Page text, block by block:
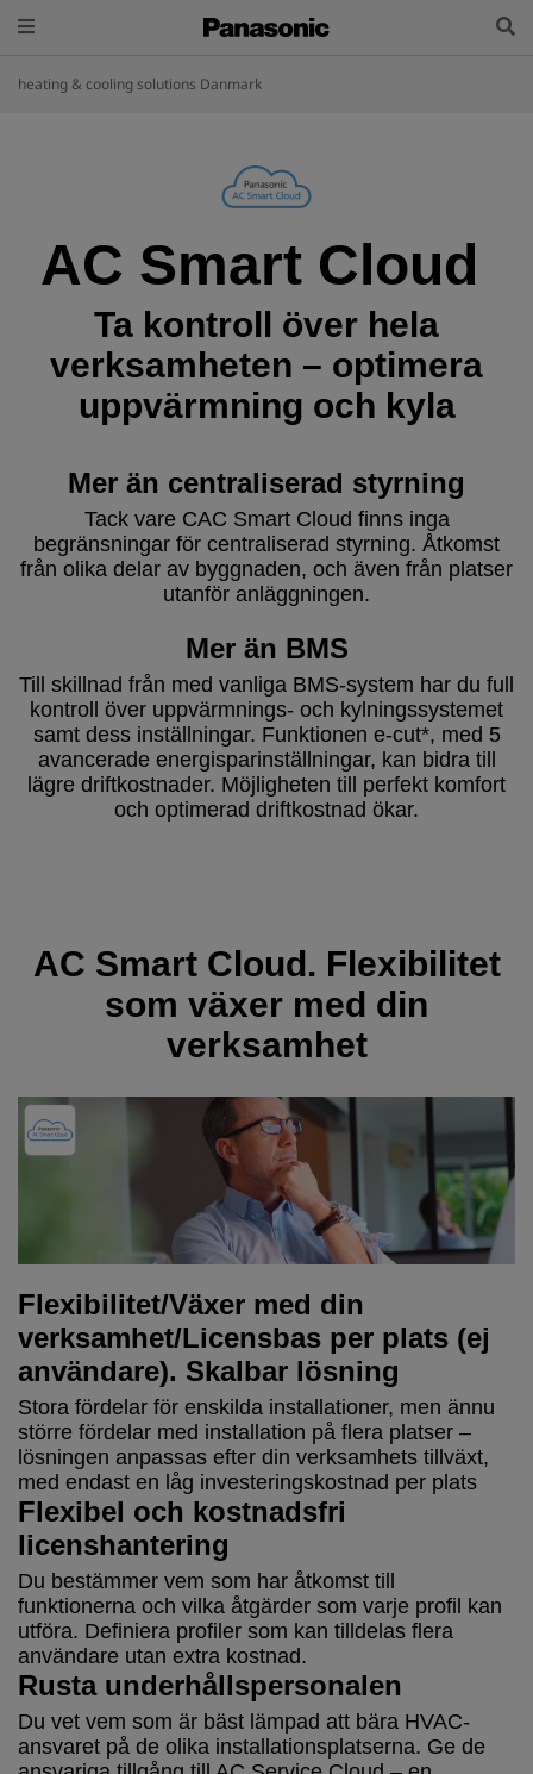
heating & cooling solutions Danmark
AC Smart Cloud
Ta kontroll över hela
verksamheten – optimera
uppvärmning och kyla
Mer än centraliserad styrning
Tack vare CAC Smart Cloud finns inga
begränsningar för centraliserad styrning. Åtkomst
från olika delar av byggnaden, och även från platser
utanför anläggningen.
Mer än BMS
Till skillnad från med vanliga BMS-system har du full
kontroll över uppvärmnings- och kylningssystemet
samt dess inställningar. Funktionen e-cut*, med 5
avancerade energisparinställningar, kan bidra till
lägre driftkostnader. Möjligheten till perfekt komfort
och optimerad driftkostnad ökar.
AC Smart Cloud. Flexibilitet
som växer med din
verksamhet
Flexibilitet/Växer med din
verksamhet/Licensbas per plats (ej
användare). Skalbar lösning
Stora fördelar för enskilda installationer, men ännu
större fördelar med installation på flera platser –
lösningen anpassas efter din verksamhets tillväxt,
med endast en låg investeringskostnad per plats
Flexibel och kostnadsfri
licenshantering
Du bestämmer vem som har åtkomst till
funktionerna och vilka åtgärder som varje profil kan
utföra. Definiera profiler som kan tilldelas flera
användare utan extra kostnad.
Rusta underhållspersonalen
Du vet vem som är bäst lämpad att bära HVAC-
ansvaret på de olika installationsplatserna. Ge de